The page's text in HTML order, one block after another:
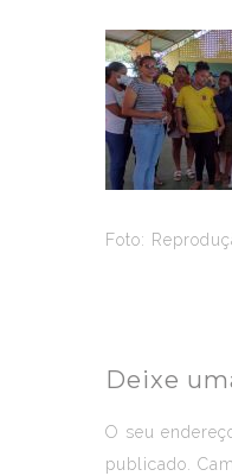
Foto:
Deixe
O seu
publicado.